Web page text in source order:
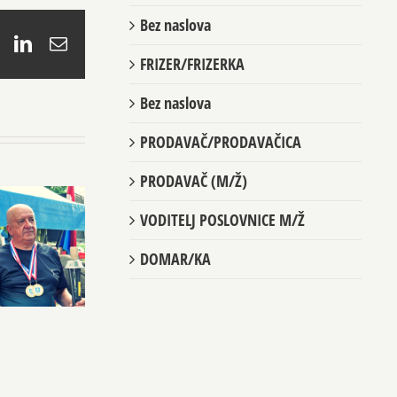
LinkedIn
Email
Bez naslova
FRIZER/FRIZERKA
Bez naslova
PRODAVAČ/PRODAVAČICA
PRODAVAČ (M/Ž)
VODITELJ POSLOVNICE M/Ž
DOMAR/KA